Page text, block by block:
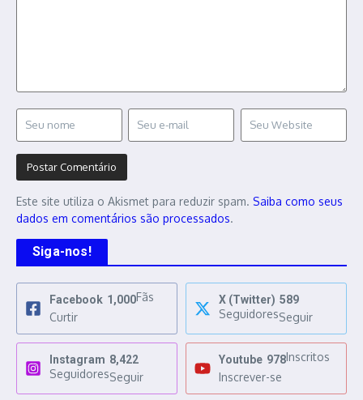
Este site utiliza o Akismet para reduzir spam. Saiba como seus
dados em comentários são processados.
Siga-nos!
Facebook 1,000Fãs
Curtir
X (Twitter) 589
SeguidoresSeguir
Instagram 8,422
SeguidoresSeguir
Youtube 978Inscritos
Inscrever-se